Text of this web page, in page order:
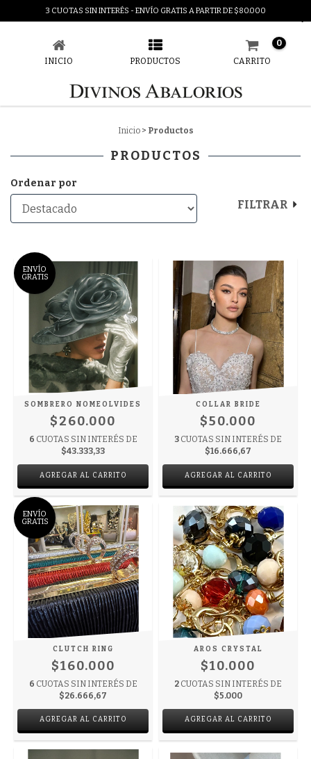
3 CUOTAS SIN INTERÉS - ENVÍO GRATIS A PARTIR DE $80.000
PRODUCTOS
INICIO PRODUCTOS CARRITO
0
Inicio > Productos
PRODUCTOS
Ordenar por
FILTRAR
ENVÍO
GRATIS
SOMBRERO NOMEOLVIDES
$260.000
6 CUOTAS SIN INTERÉS DE
$43.333,33
COLLAR BRIDE
$50.000
3 CUOTAS SIN INTERÉS DE
$16.666,67
ENVÍO
GRATIS
CLUTCH RING
$160.000
6 CUOTAS SIN INTERÉS DE
$26.666,67
AGREGAR AL CARRITO
AROS CRYSTAL
$10.000
2 CUOTAS SIN INTERÉS DE
$5.000
AGREGAR AL CARRITO